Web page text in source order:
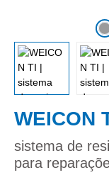
WEICON
sistema de
para